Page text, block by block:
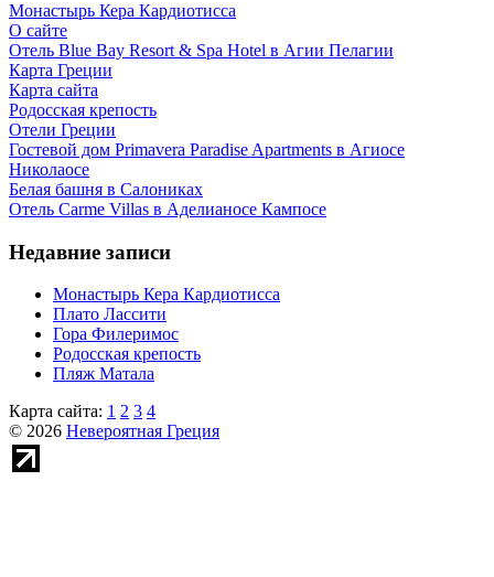
Монастырь Кера Кардиотисса
О сайте
Отель Blue Bay Resort & Spa Hotel в Агии Пелагии
Карта Греции
Карта сайта
Родосская крепость
Отели Греции
Гостевой дом Primavera Paradise Apartments в Агиосе
Николаосе
Белая башня в Салониках
Отель Carme Villas в Аделианосе Кампосе
Недавние записи
Монастырь Кера Кардиотисса
Плато Лассити
Гора Филеримос
Родосская крепость
Пляж Матала
Карта сайта: 1 2 3 4
© 2026 Невероятная Греция